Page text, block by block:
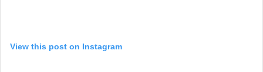
View this post on Instagram